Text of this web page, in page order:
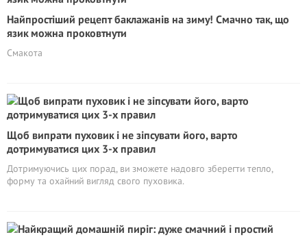
Найпростіший рецепт баклажанів на зиму! Смачно так, що
язик можна проковтнути
Смакота
Щоб випрати пуховик і не зіпсувати його, варто
дотримуватися цих 3-х правил
Дотримуючись цих порад, ви зможете надовго зберегти тепло,
форму та охайний вигляд свого пуховика.